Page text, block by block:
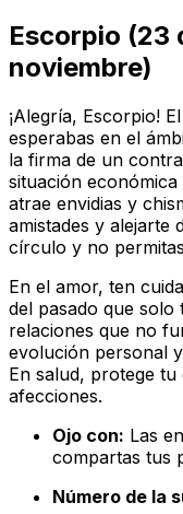
Escorpio (23
noviembre)
¡Alegría, Escorpio!
esperabas en el
la firma de un
situación
atrae envidias y
amistades y alejarte
círculo y no
En el amor, ten
del pasado que
relaciones que no
evolución personal
En salud, protege
afecciones.
Ojo con: Las
compartas tus
Número de la